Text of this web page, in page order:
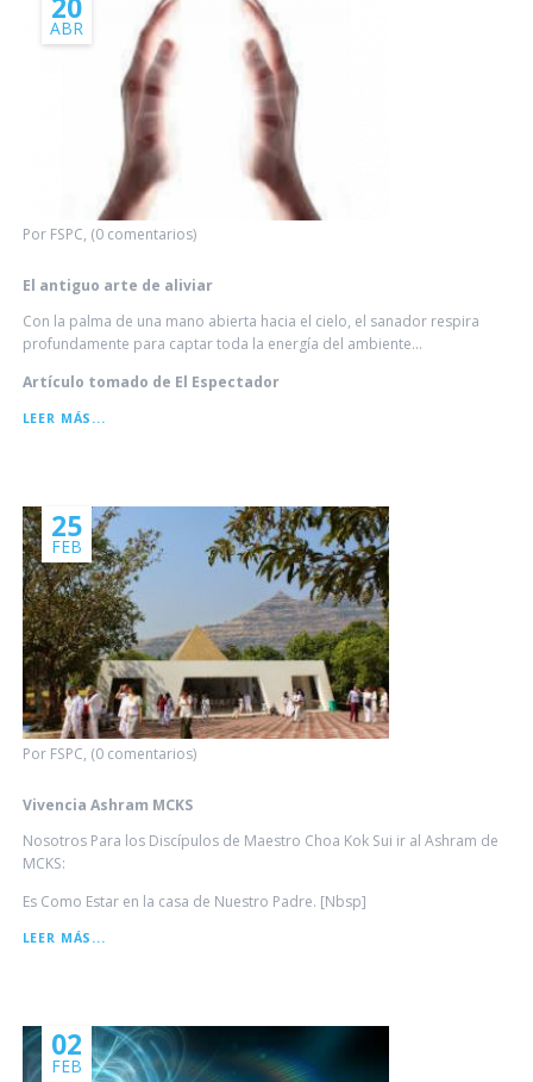
Por FSPC, (0 comentarios)
ABR
El antiguo arte de aliviar
Con la palma de una mano abierta hacia el cielo, el sanador respira
profundamente para captar toda la energía del ambiente...
Artículo tomado de El Espectador
LEER MÁS...
Por FSPC, (0 comentarios)
25
FEB
Vivencia Ashram MCKS
Nosotros Para los Discípulos de Maestro Choa Kok Sui ir al Ashram de
MCKS:
Es Como Estar en la casa de Nuestro Padre. [Nbsp]
LEER MÁS...
02
FEB